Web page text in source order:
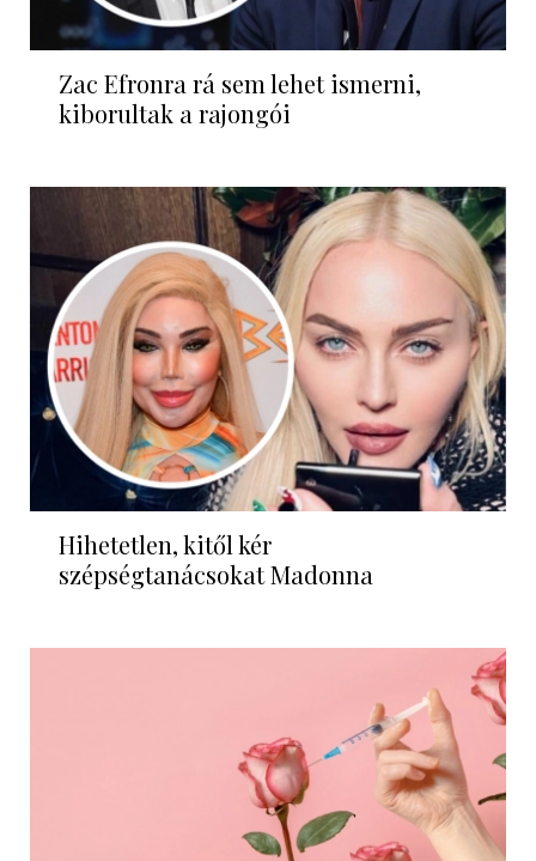
Zac Efronra rá sem lehet ismerni,
kiborultak a rajongói
Hihetetlen, kitől kér
szépségtanácsokat Madonna